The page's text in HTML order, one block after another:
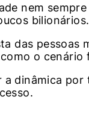
nem
bilionários.
das pessoas
o
a dinâmica por